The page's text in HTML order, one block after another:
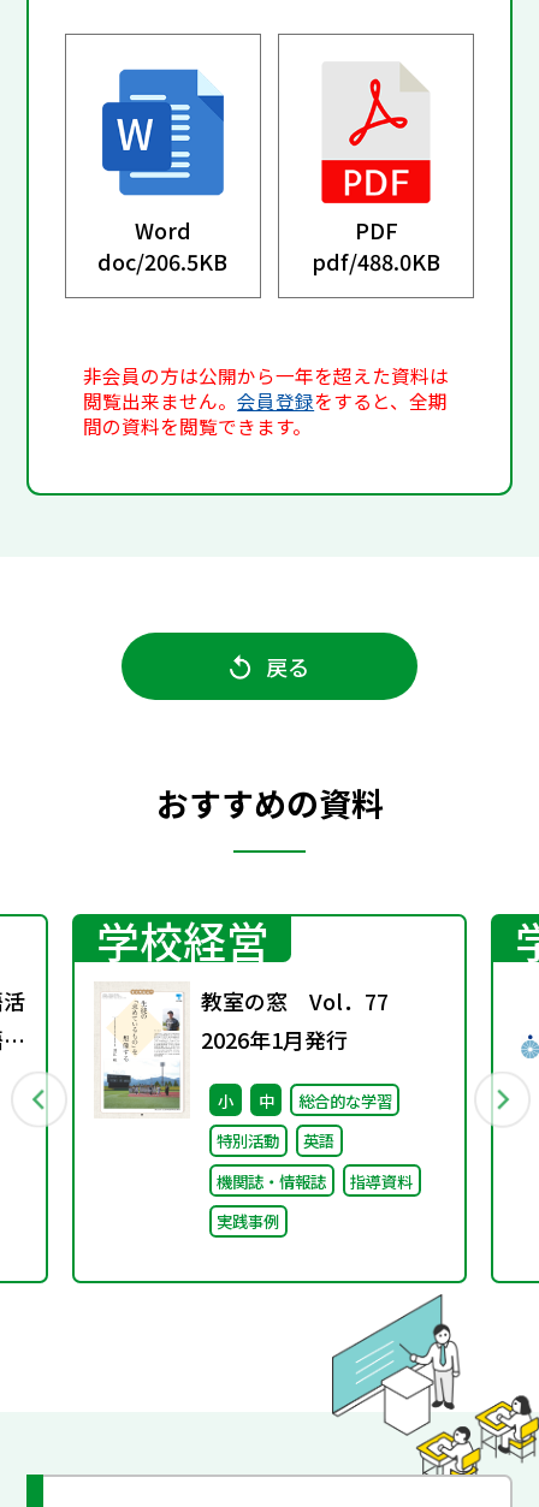
Word
doc/206.5KB
PDF
pdf/488.0KB
非会員の方は公開から一年を超えた資料は
閲覧出来ません。会員登録をすると、全期
間の資料を閲覧できます。
戻る
おすすめの資料
学校経営
教室の窓 Vol．77
2026年1月発行
小 中
総合的な学習
特別活動
英語
機関誌・情報誌
指導資料
実践事例